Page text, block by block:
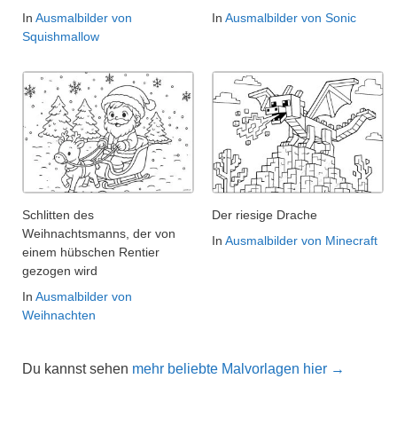
In Ausmalbilder von
Squishmallow
In Ausmalbilder von Sonic
Schlitten des
Weihnachtsmanns, der von
einem hübschen Rentier
gezogen wird
In Ausmalbilder von
Weihnachten
Der riesige Drache
In Ausmalbilder von Minecraft
Du kannst sehen mehr beliebte Malvorlagen hier →